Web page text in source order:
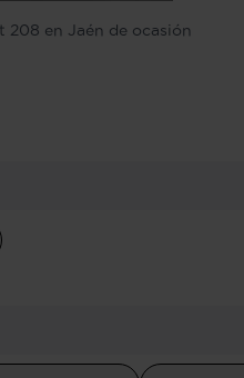
208 en Jaén de ocasión